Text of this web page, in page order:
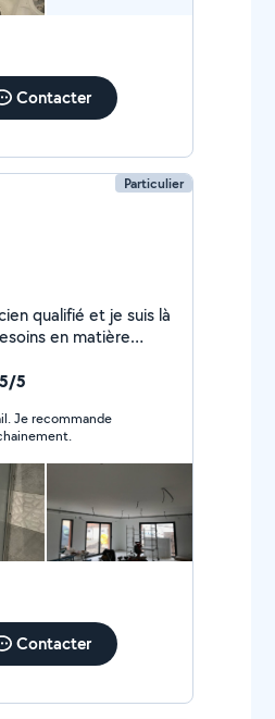
Contacter
Particulier
qualifié et je suis là
en matière
Mon
service fiable et de
pour l'installation de
réparation de
de votre installation
là pour vous
de
les prises et
ce que tous les
les normes de
5
Je recommande
Contacter